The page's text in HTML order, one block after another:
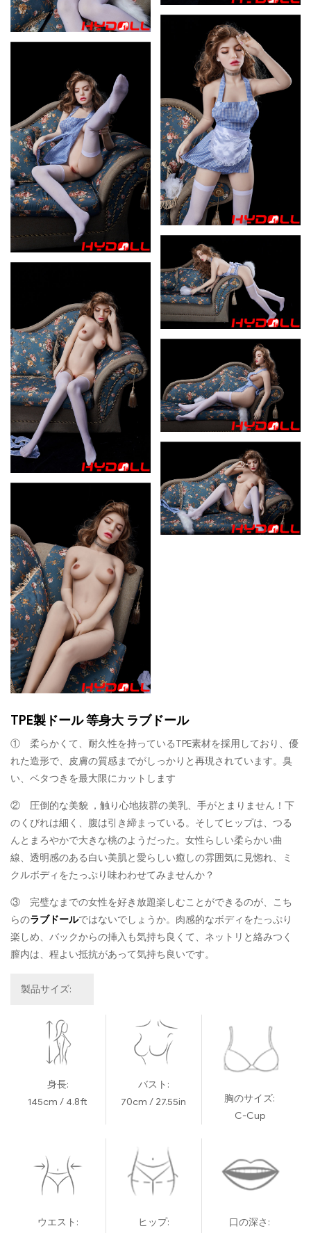
TPE製ドール 等身大 ラブドール
① 柔らかくて、耐久性を持っているTPE素材を採用しており、優
れた造形で、皮膚の質感までがしっかりと再現されています。臭
い、ベタつきを最大限にカットします
② 圧倒的な美貌 ，触り心地抜群の美乳、手がとまりません！下
のくびれは細く、腹は引き締まっている。そしてヒップは、つる
んとまろやかで大きな桃のようだった。女性らしい柔らかい曲
線、透明感のある白い美肌と愛らしい癒しの雰囲気に見惚れ、ミ
クルボディをたっぷり味わわせてみませんか？
③ 完璧なまでの女性を好き放題楽しむことができるのが、こち
らのラブドールではないでしょうか。肉感的なボディをたっぷり
楽しめ、バックからの挿入も気持ち良くて、ネットリと絡みつく
膣内は、程よい抵抗があって気持ち良いです。
製品サイズ:
身長:
145cm / 4.8ft
バスト:
70cm / 27.55in
胸のサイズ:
C-Cup
ウエスト:
ヒップ:
口の深さ: